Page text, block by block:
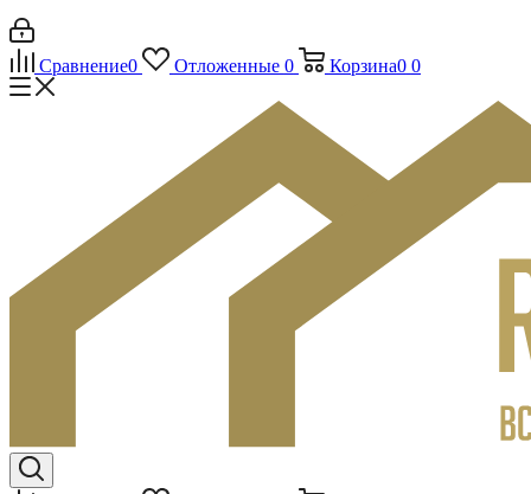
Сравнение0 Отложенные 0 Корзина0 0